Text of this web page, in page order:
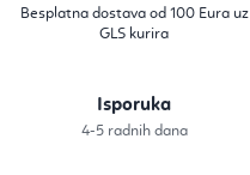
Besplatna dostava od 100 Eura uz
GLS kurira
Isporuka
4-5 radnih dana